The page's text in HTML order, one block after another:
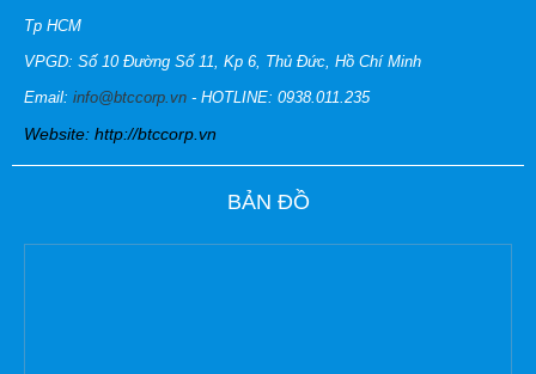
Tp HCM
VPGD: Số 10 Đường Số 11, Kp 6, Thủ Đức, Hồ Chí Minh
Email: info@btccorp.vn - HOTLINE: 0938.011.235
Website: http://btccorp.vn
BẢN ĐỒ